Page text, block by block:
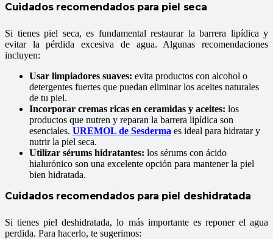
Cuidados recomendados para piel seca
Si tienes piel seca, es fundamental restaurar la barrera lipídica y
evitar la pérdida excesiva de agua. Algunas recomendaciones
incluyen:
Usar limpiadores suaves: evita productos con alcohol o
detergentes fuertes que puedan eliminar los aceites naturales
de tu piel.
Incorporar cremas ricas en ceramidas y aceites: los
productos que nutren y reparan la barrera lipídica son
esenciales. UREMOL de Sesderma es ideal para hidratar y
nutrir la piel seca.
Utilizar sérums hidratantes: los sérums con ácido
hialurónico son una excelente opción para mantener la piel
bien hidratada.
Cuidados recomendados para piel deshidratada
Si tienes piel deshidratada, lo más importante es reponer el agua
perdida. Para hacerlo, te sugerimos: